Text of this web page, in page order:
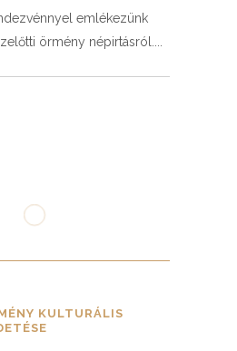
emlékezünk
örmény népirtásról.
KULTURÁLIS